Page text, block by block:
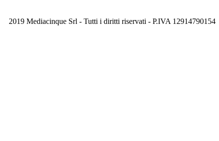
2019 Mediacinque Srl - Tutti i diritti riservati - P.IVA 12914790154